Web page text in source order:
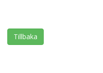
Tillbaka